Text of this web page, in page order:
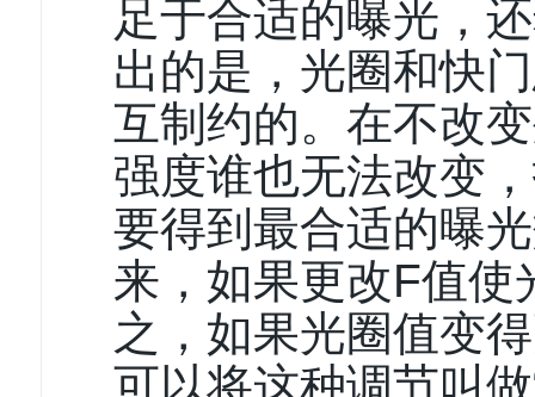
足于合适的曝光，
出的是，光圈和快
互制约的。在不改
强度谁也无法改变
要得到最合适的曝
来，如果更改F值使
之，如果光圈值变
可以将这种调节叫做